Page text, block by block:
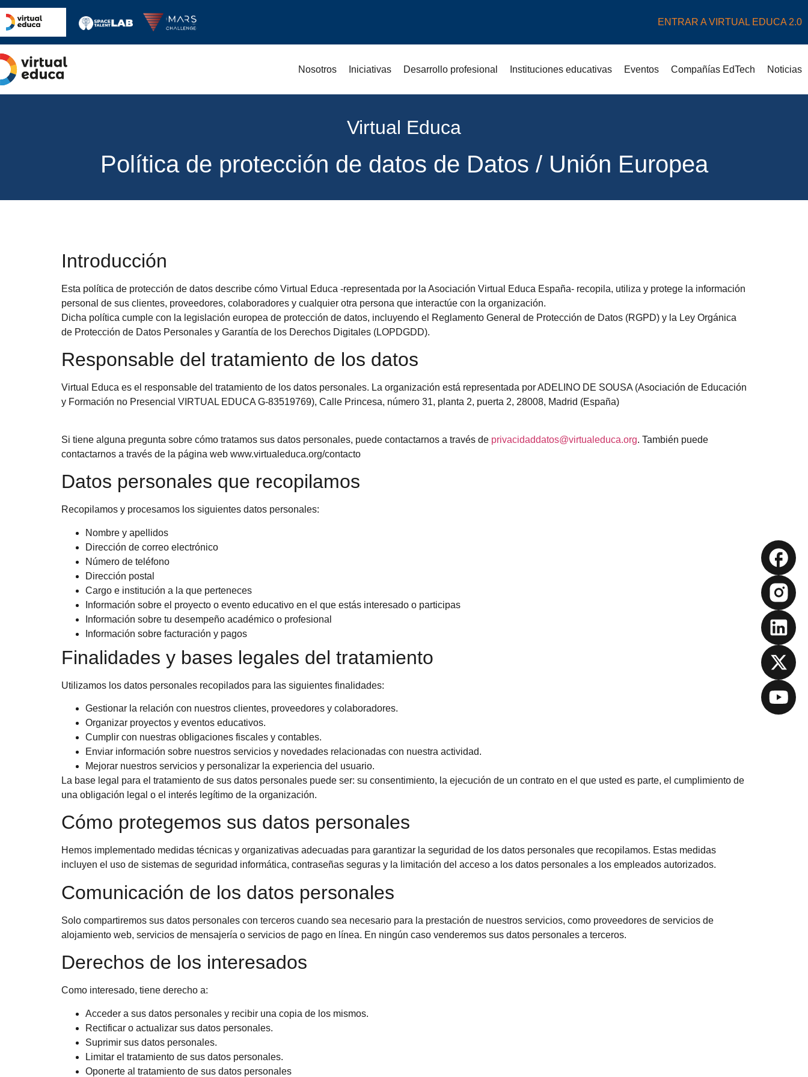
ENTRAR A VIRTUAL EDUCA 2.0
Nosotros Iniciativas Desarrollo profesional Instituciones educativas Eventos Compañías EdTech Noticias
Virtual Educa
Política de protección de datos de Datos / Unión Europea
Introducción
Esta política de protección de datos describe cómo Virtual Educa -representada por la Asociación Virtual Educa España- recopila, utiliza y protege la información
personal de sus clientes, proveedores, colaboradores y cualquier otra persona que interactúe con la organización.
Dicha política cumple con la legislación europea de protección de datos, incluyendo el Reglamento General de Protección de Datos (RGPD) y la Ley Orgánica
de Protección de Datos Personales y Garantía de los Derechos Digitales (LOPDGDD).
Responsable del tratamiento de los datos
Virtual Educa es el responsable del tratamiento de los datos personales. La organización está representada por ADELINO DE SOUSA (Asociación de Educación
y Formación no Presencial VIRTUAL EDUCA G-83519769), Calle Princesa, número 31, planta 2, puerta 2, 28008, Madrid (España)
Si tiene alguna pregunta sobre cómo tratamos sus datos personales, puede contactarnos a través de privacidaddatos@virtualeduca.org. También puede
contactarnos a través de la página web www.virtualeduca.org/contacto
Datos personales que recopilamos
Recopilamos y procesamos los siguientes datos personales:
Nombre y apellidos
Dirección de correo electrónico
Número de teléfono
Dirección postal
Cargo e institución a la que perteneces
Información sobre el proyecto o evento educativo en el que estás interesado o participas
Información sobre tu desempeño académico o profesional
Información sobre facturación y pagos
Finalidades y bases legales del tratamiento
Utilizamos los datos personales recopilados para las siguientes finalidades:
Gestionar la relación con nuestros clientes, proveedores y colaboradores.
Organizar proyectos y eventos educativos.
Cumplir con nuestras obligaciones fiscales y contables.
Enviar información sobre nuestros servicios y novedades relacionadas con nuestra actividad.
Mejorar nuestros servicios y personalizar la experiencia del usuario.
La base legal para el tratamiento de sus datos personales puede ser: su consentimiento, la ejecución de un contrato en el que usted es parte, el cumplimiento de
una obligación legal o el interés legítimo de la organización.
Cómo protegemos sus datos personales
Hemos implementado medidas técnicas y organizativas adecuadas para garantizar la seguridad de los datos personales que recopilamos. Estas medidas
incluyen el uso de sistemas de seguridad informática, contraseñas seguras y la limitación del acceso a los datos personales a los empleados autorizados.
Comunicación de los datos personales
Solo compartiremos sus datos personales con terceros cuando sea necesario para la prestación de nuestros servicios, como proveedores de servicios de
alojamiento web, servicios de mensajería o servicios de pago en línea. En ningún caso venderemos sus datos personales a terceros.
Derechos de los interesados
Como interesado, tiene derecho a:
Acceder a sus datos personales y recibir una copia de los mismos.
Rectificar o actualizar sus datos personales.
Suprimir sus datos personales.
Limitar el tratamiento de sus datos personales.
Oponerte al tratamiento de sus datos personales